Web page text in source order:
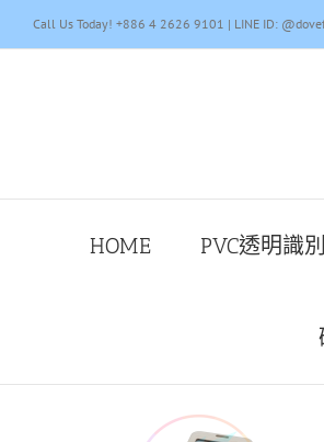
content
Call Us Today! +886 4 2626 9101 | LINE ID:
HOME PVC透明識